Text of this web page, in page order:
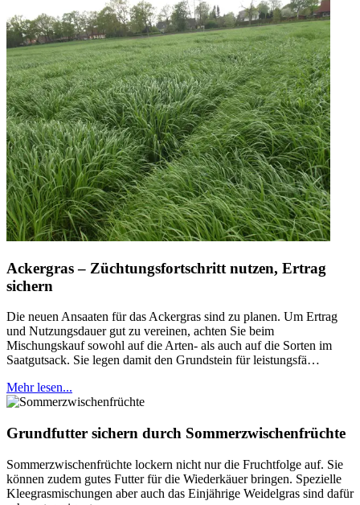
Ackergras – Züchtungsfortschritt nutzen, Ertrag
sichern
Die neuen Ansaaten für das Ackergras sind zu planen. Um Ertrag
und Nutzungsdauer gut zu vereinen, achten Sie beim
Mischungskauf sowohl auf die Arten- als auch auf die Sorten im
Saatgutsack. Sie legen damit den Grundstein für leistungsfä…
Mehr lesen...
Grundfutter sichern durch Sommerzwischenfrüchte
Sommerzwischenfrüchte lockern nicht nur die Fruchtfolge auf. Sie
können zudem gutes Futter für die Wiederkäuer bringen. Spezielle
Kleegrasmischungen aber auch das Einjährige Weidelgras sind dafür